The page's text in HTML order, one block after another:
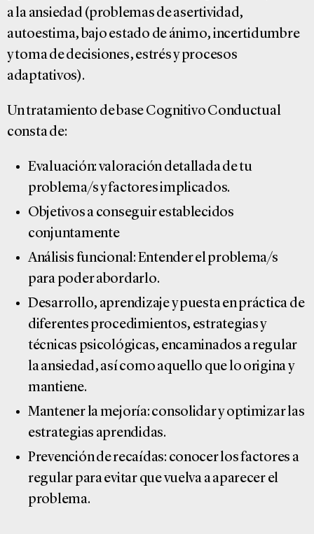
a la ansiedad (problemas de asertividad,
autoestima, bajo estado de ánimo, incertidumbre
y toma de decisiones, estrés y procesos
adaptativos).
Un tratamiento de base Cognitivo Conductual
consta de:
Evaluación: valoración detallada de tu
problema/s y factores implicados.
Objetivos a conseguir establecidos
conjuntamente
Análisis funcional: Entender el problema/s
para poder abordarlo.
Desarrollo, aprendizaje y puesta en práctica de
diferentes procedimientos, estrategias y
técnicas psicológicas, encaminados a regular
la ansiedad, así como aquello que lo origina y
mantiene.
Mantener la mejoría: consolidar y optimizar las
estrategias aprendidas.
Prevención de recaídas: conocer los factores a
regular para evitar que vuelva a aparecer el
problema.